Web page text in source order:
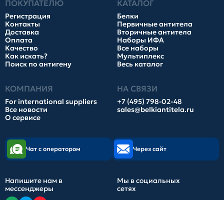
ПОКУПАТЕЛЮ
Регистрация
Контакты
Доставка
Оплата
Качество
Как искать?
Поиск по антигену
КАТАЛОГ
Белки
Первичные антитела
Вторичные антитела
Наборы ИФА
Все наборы
Мультиплекс
Весь каталог
КОМПАНИЯ
For international suppliers
Все новости
О сервисе
НА СВЯЗИ
+7 (495) 798-02-48
sales@belkiantitela.ru
Чат с оператором Через сайт
Напишите нам в
мессенджеры
Мы в социальных
сетях